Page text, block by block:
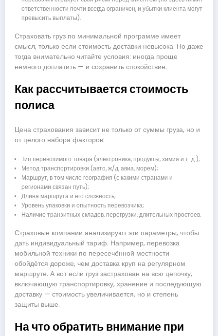
ответственности почти всегда ограничен, и убытки клиента могут
превысить выплаты).
Страховать груз по минимальной программе имеет
смысл, только если стоимость доставки невысока. Но даже
тогда внимательно читайте условия: иногда проще
немного доплатить — и сохранить спокойствие.
Как рассчитывается стоимость
полиса
Цена страхования зависит не только от суммы груза, но и
от целого набора факторов:
Тип перевозимого товара (электроника, продукты, химия и т. д.);
Метод транспортировки (авто, ж/д, авиа, морем);
Маршрут, в том числе география (с какими странами и
регионами связан путь);
Длина маршрута и его сложность;
Уровень упаковки и опытность перевозчика;
Наличие транзитных складов, перегрузки, длительных простоев.
Страховые компании анализируют эти параметры, чтобы
дать индивидуальный тариф. Например, перевозка
мобильной техники по пересечённой местности
обойдётся дороже, чем доставка круп на регулярном
маршруте. А вот если груз застрахован на всю цепочку,
включающую транспортировку, хранение и последующую
доставку — стоимость увеличивается, но и степень
защиты выше.
На что обратить внимание при